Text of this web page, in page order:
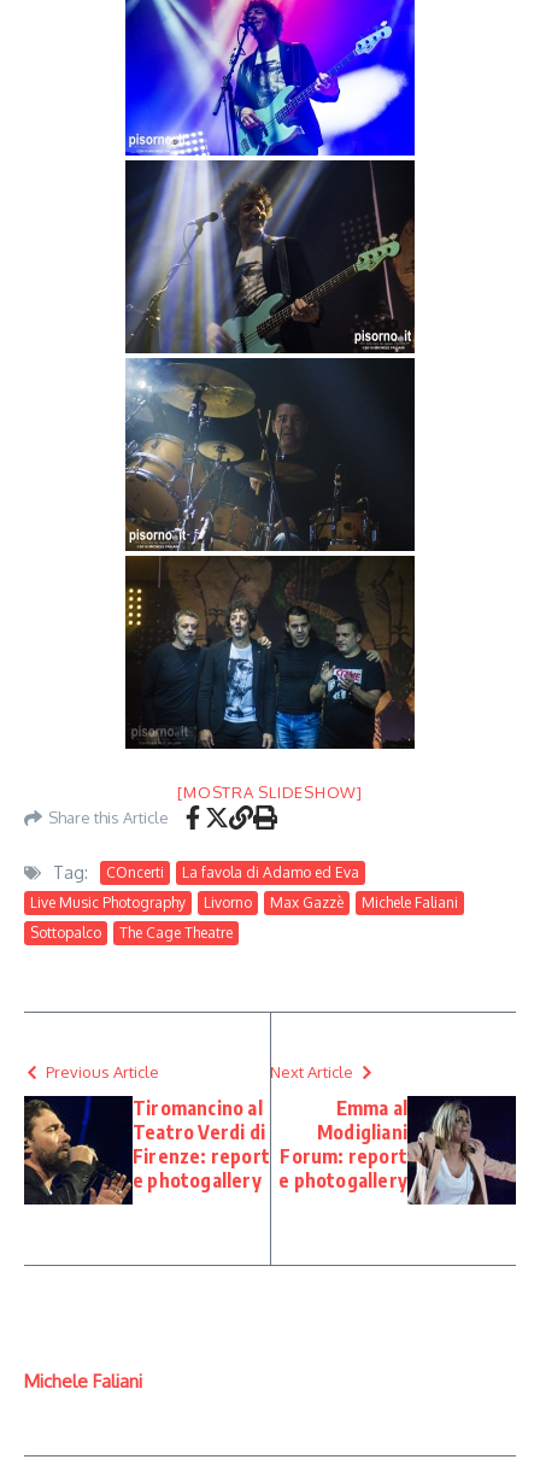
[MOSTRA SLIDESHOW]
Share this Article
Tag: COncerti
La favola di Adamo ed Eva
Live Music Photography
Livorno Max Gazzè
Michele Faliani
Sottopalco
The Cage Theatre
Previous Article
Tiromancino al
Teatro Verdi di
Firenze: report
e photogallery
Next Article
Emma al
Modigliani
Forum: report
e photogallery
Michele Faliani